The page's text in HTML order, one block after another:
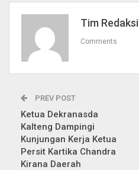
Tim Redaksi
Comments
PREV POST
Ketua Dekranasda
Kalteng Dampingi
Kunjungan Kerja Ketua
Persit Kartika Chandra
Kirana Daerah